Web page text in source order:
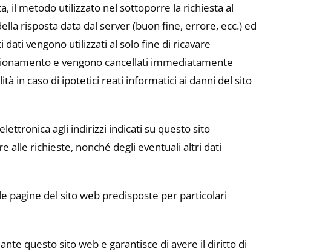
il metodo utilizzato nel sottoporre la richiesta al
risposta data dal server (buon fine, errore, ecc.) ed
vengono utilizzati al solo fine di ricavare
e vengono cancellati immediatamente
in caso di ipotetici reati informatici ai danni del sito
agli indirizzi indicati su questo sito
alle richieste, nonché degli eventuali altri dati
pagine del sito web predisposte per particolari
questo sito web e garantisce di avere il diritto di